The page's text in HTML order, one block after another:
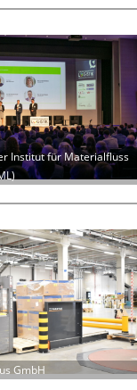
Institut für Materialfluss
GmbH